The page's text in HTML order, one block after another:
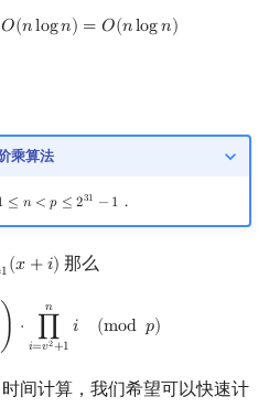
𝑂(𝑛log𝑛) = 𝑂(𝑛log𝑛)
O(nlogn)=O(n logn )
乘算法
≤ 𝑛 < 𝑝 ≤ 231 − 1
≤n <p ≤2 31 −1 ．
1(𝑥 +𝑖)
x +i) 那么
) ⋅
𝑛
∏
𝑖=𝑣2+1
𝑖 (mod 𝑝)
v) i=v2
时间计算，我们希望可以快速计